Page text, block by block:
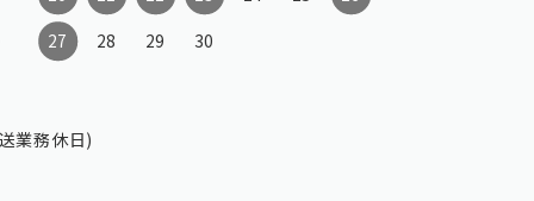
27
28 29 30
業務休日)